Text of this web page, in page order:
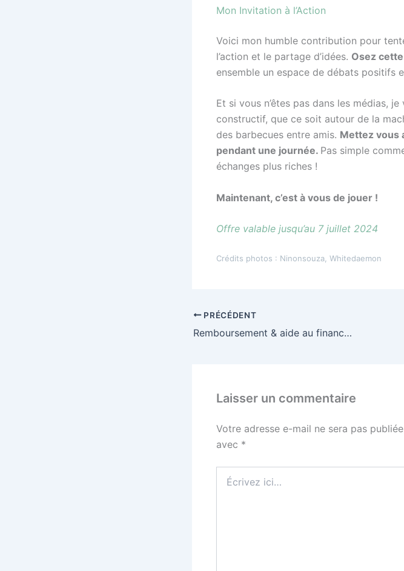
Mon Invitation à l’Action
Voici mon humble contribution pour
l’action et le partage d’idées. Osez
ensemble un espace de débats positifs
Et si vous n’êtes pas dans les médias,
constructif, que ce soit autour de la
des barbecues entre amis. Mettez vous
pendant une journée. Pas simple
échanges plus riches !
Maintenant, c’est à vous de jouer !
Offre valable jusqu’au 7 juillet 2024
Crédits photos : Ninonsouza, Whitedaemon
PRÉCÉDENT
Remboursement & aide au financement de l’art thérapie
Laisser un commentaire
Votre adresse e-mail ne sera pas
avec *
ici…